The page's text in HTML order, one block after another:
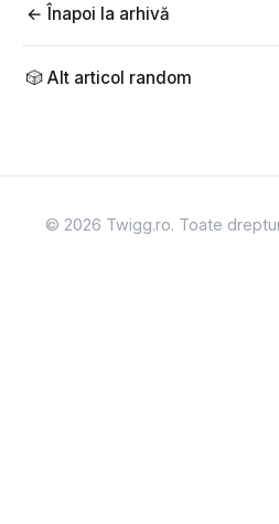
← Înapoi la arhivă
🎲 Alt articol random
© 2026 Twigg.ro. Toate